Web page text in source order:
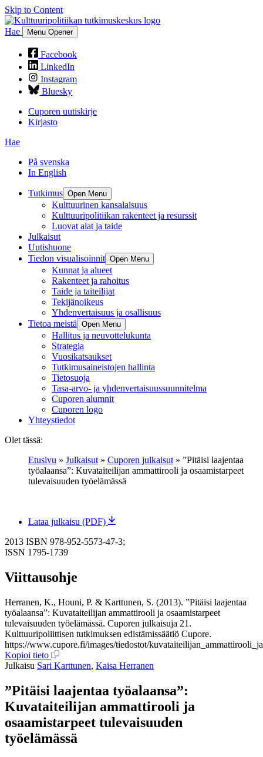
Skip to Content
Hae Menu Opener
Facebook
LinkedIn
Instagram
Bluesky
Cuporen uutiskirje
Kirjasto
Hae
På svenska
In English
Tutkimus Open Menu
Kulttuurinen kansalaisuus
Kulttuuripolitiikan rakenteet ja resurssit
Luovat alat ja taide
Julkaisut
Uutishuone
Tiedon visualisoinnit Open Menu
Kunnat ja alueet
Rakenteet ja rahoitus
Taide ja taiteilijat
Tekijänoikeus
Yhdenvertaisuus ja osallisuus
Tietoa meistä Open Menu
Hallitus ja neuvottelukunta
Strategia
Vuosikatsaukset
Tutkimusaineistojen hallinta
Tietosuoja
Tasa-arvo- ja yhdenvertaisuussuunnitelma
Cuporen alumnit
Cuporen logo
Yhteystiedot
Olet tässä:
Etusivu » Julkaisut » Cuporen julkaisut » ”Pitäisi laajentaa
työalaansa”: Kuvataiteilijan ammattirooli ja osaamistarpeet
tulevaisuuden työelämässä
Lataa julkaisu (PDF)
2013 ISBN 978-952-5573-47-3;
ISSN 1795-1739
Viittausohje
Herranen, K., Houni, P. & Karttunen, S. (2013). ”Pitäisi laajentaa
työalaansa”: Kuvataiteilijan ammattirooli ja osaamistarpeet
tulevaisuuden työelämässä. Cuporen julkaisuja 21.
Kulttuuripoliittisen tutkimuksen edistämissäätiö Cupore.
https://www.cupore.fi/images/tiedostot/
Kopioi tieto
Julkaisu Sari Karttunen, Kaisa Herranen
”Pitäisi laajentaa työalaansa”:
Kuvataiteilijan ammattirooli ja
osaamistarpeet tulevaisuuden
työelämässä